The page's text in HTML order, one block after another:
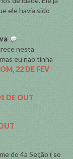
ele havia sido
nesta
eu nao tinha
22 DE FEV
DE OUT
do 4a Seção ( so